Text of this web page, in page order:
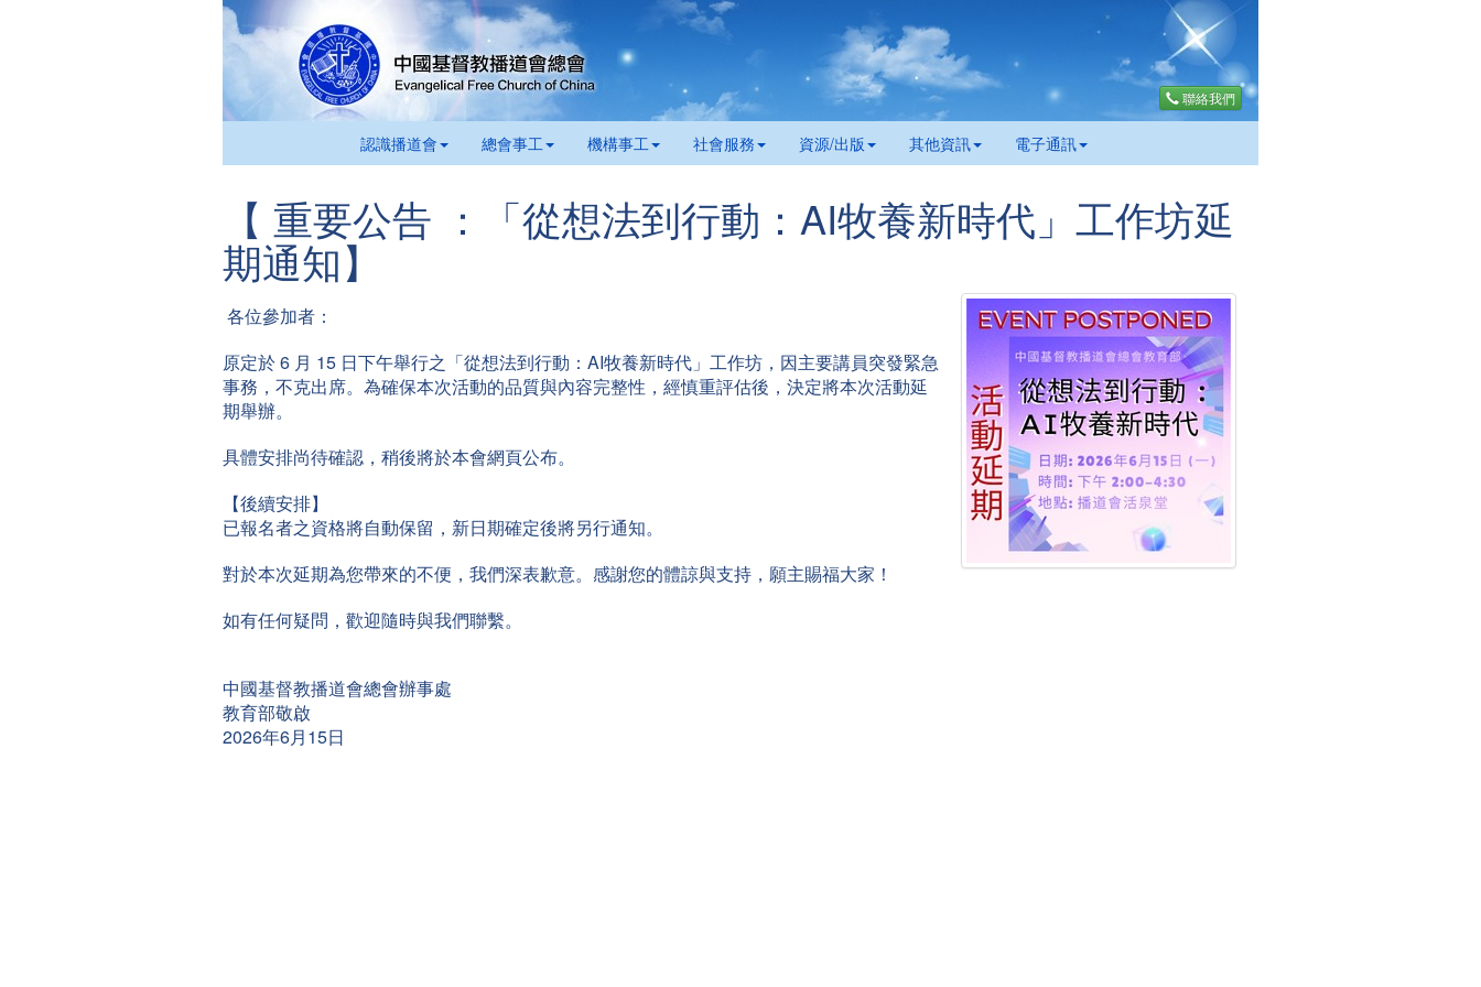
聯絡我們
認識播道會 總會事工 機構事工 社會服務 資源/出版 其他資訊 電子通訊
【 重要公告 ：「從想法到行動：AI牧養新時代」工作坊延
期通知】
各位參加者：
原定於 6 月 15 日下午舉行之「從想法到行動：AI牧養新時代」工作坊，因主要講員突發緊急
事務，不克出席。為確保本次活動的品質與內容完整性，經慎重評估後，決定將本次活動延
期舉辦。
具體安排尚待確認，稍後將於本會網頁公布。
【後續安排】
已報名者之資格將自動保留，新日期確定後將另行通知。
對於本次延期為您帶來的不便，我們深表歉意。感謝您的體諒與支持，願主賜福大家！
如有任何疑問，歡迎隨時與我們聯繫。
中國基督教播道會總會辦事處
教育部敬啟
2026年6月15日